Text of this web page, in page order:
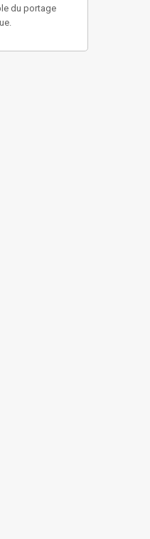
du portage